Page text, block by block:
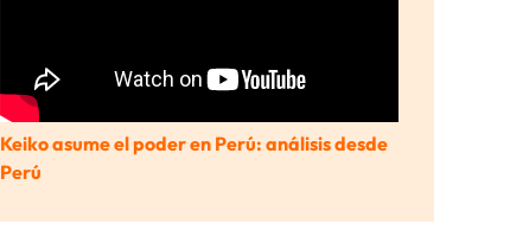
Keiko asume el poder en Perú: análisis desde
Perú